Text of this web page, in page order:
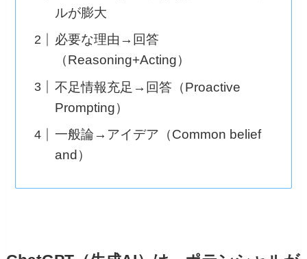
ルが膨大
必要な理由→回答
（Reasoning+Acting）
不足情報充足→回答（Proactive
Prompting）
一般論→アイデア（Common belief
and）